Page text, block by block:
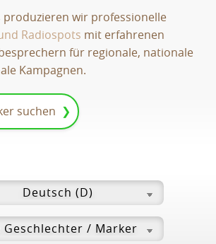
wir professionelle
Radiospots mit erfahrenen
für regionale, nationale
Kampagnen.
suchen